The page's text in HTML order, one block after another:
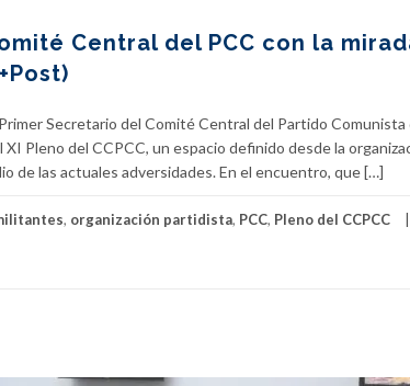
Central del PCC con la
Secretario del Comité Central del Partido Comunista
Pleno del CCPCC, un espacio definido desde la
de las actuales adversidades. En el encuentro, que […]
, organización partidista, PCC, Pleno del CCPCC